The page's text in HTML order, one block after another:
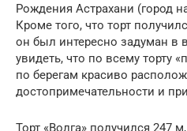
Рождения Астрахани (город
Кроме того, что торт
он был интересно задуман в
увидеть, что по всему торту
по берегам красиво
достопримечательности и
Торт «Волга» получился 247